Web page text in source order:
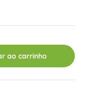
ao carrinho